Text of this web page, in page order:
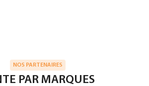
NOS PARTENAIRES
PAR MARQUES